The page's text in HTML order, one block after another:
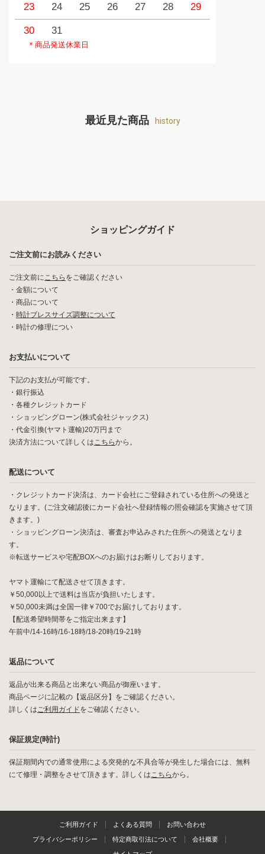
23
24 25 26 27 28 29
30 31
＊商品発送休業日
最近見た商品 history
ショッピングガイド
ご注文前にお読みください
ご注文前にこちら をご確認ください
・ 金額について
・ 商品について
・ 時計ブレスサイズ調整について
・ 時計の修理につい
お支払いについて
下記のお支払が可能です。
・銀行振込
・各種クレジットカード
・ショッピングローン(株式会社ジャックス)
・代金引換(ヤマト運輸)20万円まで
決済方法について詳しくはこちらから。
配送について
・クレジットカード決済は、カード会社にご登録されている住所への発送と
なります。(ご注文確認後にカード会社へ登録情報の照会確認を実施させて頂
きます。)
・ショッピングローン決済は、審査お申込みされた住所への発送となりま
す。
※転送サービスや宅配BOXへのお届けはお断りしております。
ヤマト運輸にて配送させて頂きます。
￥50,000以上で送料は当店が負担いたします。
￥50,000未満は全国一律￥700でお届けしております。
【配送希望時間帯をご指定出来ます】
午前中/14-16時/16-18時/18-20時/19-21時
返品について
返品が出来る商品と出来ない商品が御座います。
商品ページに記載の【返品区分】をご確認ください。
詳しくはご利用ガイドをご確認ください。
保証規定(時計)
保証期間内での通常使用による突発的な不具合等が発生した場合には、無料
にて修理・調整をさせて頂きます。詳しくはこちらから。
ご利用ガイド よくある質問 お問い合わせ
プライバシーポリシー 特定商取引法について 会社概要